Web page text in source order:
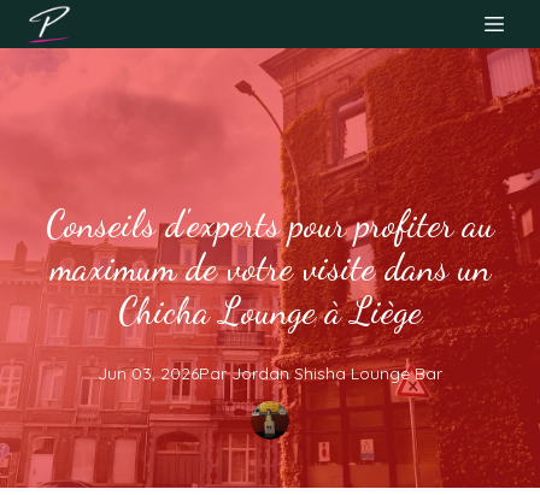
Conseils d'experts pour profiter au
maximum de votre visite dans un
Chicha Lounge à Liège
Jun 03, 2026Par Jordan Shisha Lounge Bar